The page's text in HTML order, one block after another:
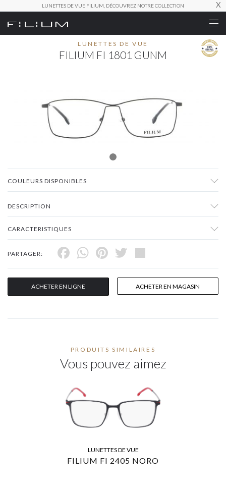
LUNETTES DE VUE FILIUM, DÉCOUVREZ NOTRE COLLECTION X
LUNETTES DE VUE
FILIUM FI 1801 GUNM
COULEURS DISPONIBLES
DESCRIPTION
CARACTERISTIQUES
PARTAGER: Facebook
WhatsApp
Pinterest
Twitter
ACHETER EN LIGNE ACHETER EN MAGASIN
PRODUITS SIMILAIRES
Vous pouvez aimez
LUNETTES DE VUE
FILIUM FI 2405 NORO